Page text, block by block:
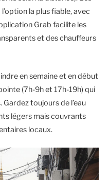
la plus fiable, avec
Grab facilite les
et des chauffeurs
en semaine et en début
(7h-9h et 17h-19h) qui
toujours de l’eau
légers mais couvrants
locaux.